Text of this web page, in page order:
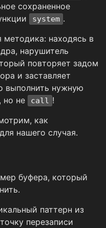
сохраненное
system .
методика: находясь в
нарушитель
повторяет задом
и заставляет
выполнить нужную
, но не call !
как
нашего случая.
буфера, который
паттерн из
перезаписи